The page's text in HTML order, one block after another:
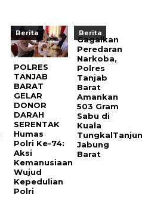
Berita
POLRES
TANJAB
BARAT
GELAR
DONOR
DARAH
SERENTAK
Humas
Polri Ke-74:
Aksi
Kemanusiaan
Wujud
Kepedulian
Polri
Berita
Gagalkan
Peredaran
Narkoba,
Polres
Tanjab
Barat
Amankan
503 Gram
Sabu di
Kuala
Jabung
Barat